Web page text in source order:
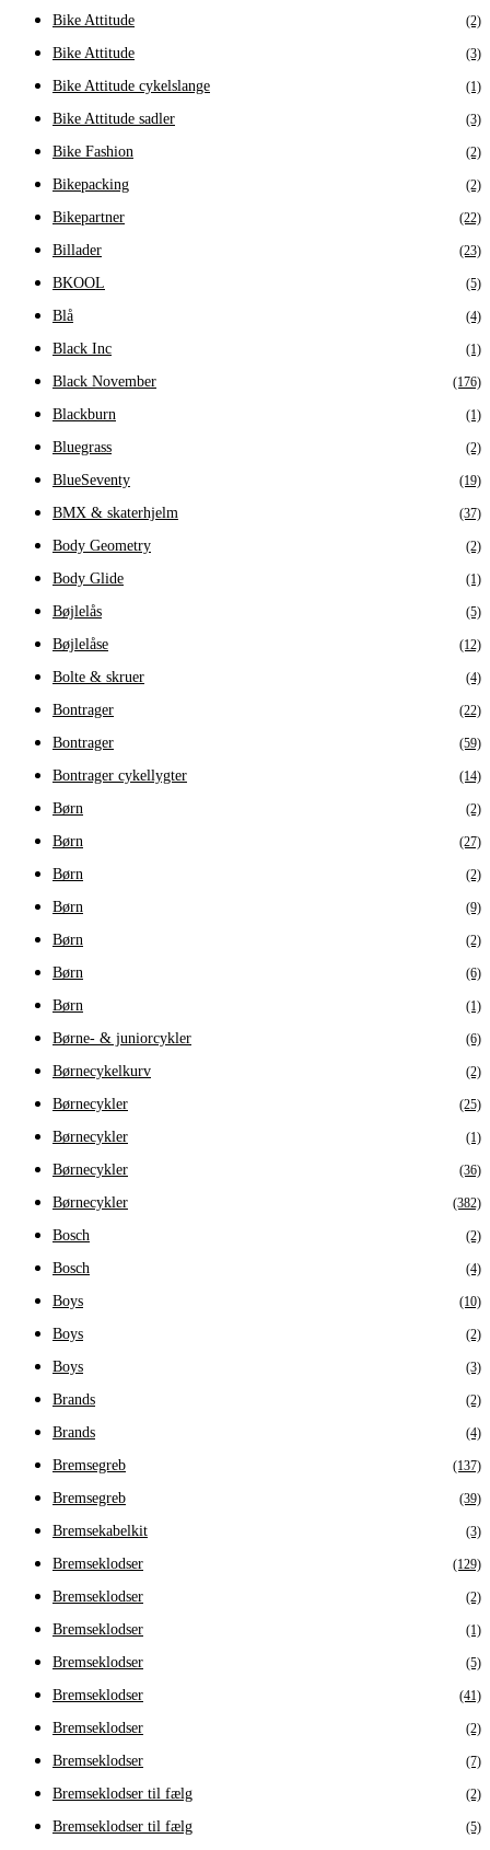
Bike Attitude (2)
Bike Attitude (3)
Bike Attitude cykelslange (1)
Bike Attitude sadler (3)
Bike Fashion (2)
Bikepacking (2)
Bikepartner (22)
Billader (23)
BKOOL (5)
Blå (4)
Black Inc (1)
Black November (176)
Blackburn (1)
Bluegrass (2)
BlueSeventy (19)
BMX & skaterhjelm (37)
Body Geometry (2)
Body Glide (1)
Bøjlelås (5)
Bøjlelåse (12)
Bolte & skruer (4)
Bontrager (22)
Bontrager (59)
Bontrager cykellygter (14)
Børn (2)
Børn (27)
Børn (2)
Børn (9)
Børn (2)
Børn (6)
Børn (1)
Børne- & juniorcykler (6)
Børnecykelkurv (2)
Børnecykler (25)
Børnecykler (1)
Børnecykler (36)
Børnecykler (382)
Bosch (2)
Bosch (4)
Boys (10)
Boys (2)
Boys (3)
Brands (2)
Brands (4)
Bremsegreb (137)
Bremsegreb (39)
Bremsekabelkit (3)
Bremseklodser (129)
Bremseklodser (2)
Bremseklodser (1)
Bremseklodser (5)
Bremseklodser (41)
Bremseklodser (2)
Bremseklodser (7)
Bremseklodser til fælg (2)
Bremseklodser til fælg (5)